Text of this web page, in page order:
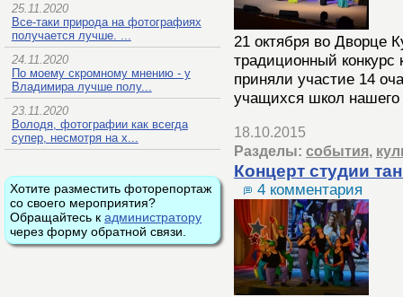
25.11.2020
Все-таки природа на фотографиях
получается лучше. ...
24.11.2020
По моему скромному мнению - у
Владимира лучше полу...
23.11.2020
Володя, фотографии как всегда
супер, несмотря на х...
Хотите разместить фоторепортаж
со своего мероприятия?
Обращайтесь к администратору
через форму обратной связи.
21 октября во Дворце
традиционный
приняли участие 14
учащихся школ нашего
18.10.2015
Разделы: события,
Концерт студии
4 комментария